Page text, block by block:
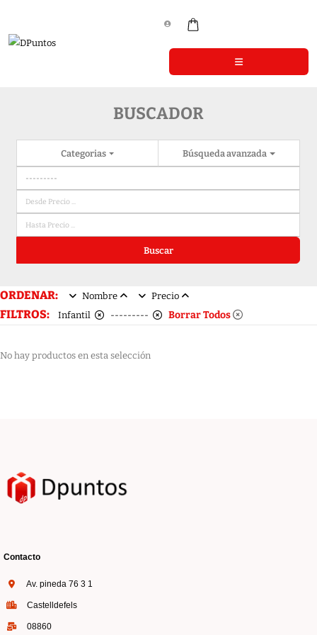
BUSCADOR
Categorias Búsqueda avanzada
Buscar
ORDENAR: Nombre Precio
FILTROS: Infantil --------- Borrar Todos
No hay productos en esta selección
Contacto
Av. pineda 76 3 1
Castelldefels
08860